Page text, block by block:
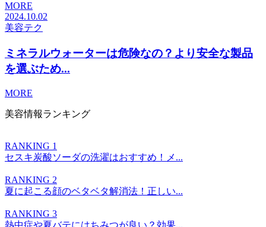
MORE
2024.10.02
美容テク
ミネラルウォーターは危険なの？より安全な製品
を選ぶため...
MORE
美容情報ランキング
RANKING 1
セスキ炭酸ソーダの洗濯はおすすめ！メ...
RANKING 2
夏に起こる顔のベタベタ解消法！正しい...
RANKING 3
熱中症や夏バテにはちみつが良い？効果...